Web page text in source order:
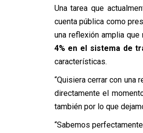
Una tarea que
cuenta pública como
una reflexión amplia
4% en el sistema de
características.
“Quisiera cerrar con una
directamente el
también por lo que
“Sabemos